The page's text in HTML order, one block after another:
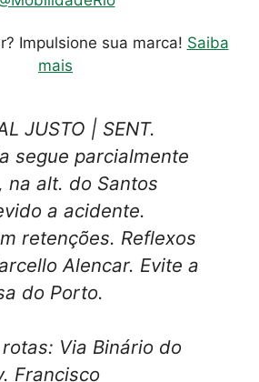
Impulsione sua marca! Saiba
mais
JUSTO | SENT.
segue parcialmente
na alt. do Santos
a acidente.
retenções. Reflexos
Alencar. Evite a
do Porto.
Via Binário do
Francisco